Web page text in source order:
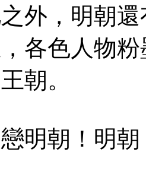
，明朝還
各色人物
朝。
朝！明朝